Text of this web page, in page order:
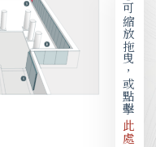
可縮放拖曳，或點擊
此處